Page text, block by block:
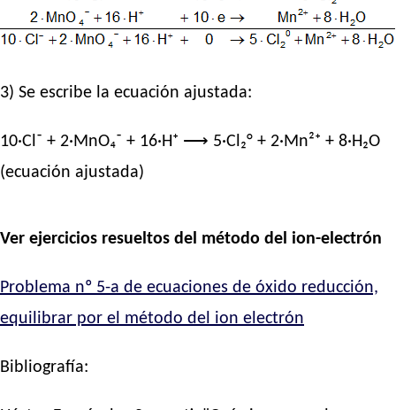
3) Se escribe la ecuación ajustada:
10·Cl⁻ + 2·MnO₄⁻ + 16·H⁺ ⟶ 5·Cl₂° + 2·Mn²⁺ + 8·H₂O
(ecuación ajustada)
Ver ejercicios resueltos del método del ion-electrón
Problema nº 5-a de ecuaciones de óxido reducción,
equilibrar por el método del ion electrón
Bibliografía: